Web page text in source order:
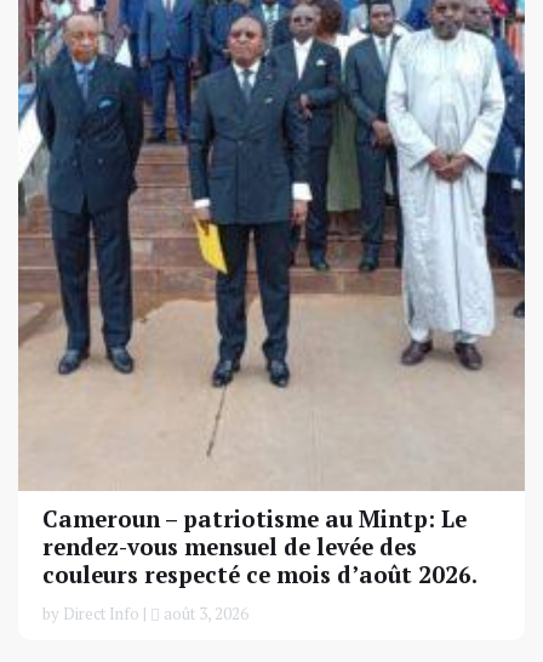
Cameroun – patriotisme au Mintp: Le
rendez-vous mensuel de levée des
couleurs respecté ce mois d’août 2026.
by Direct Info | août 3, 2026